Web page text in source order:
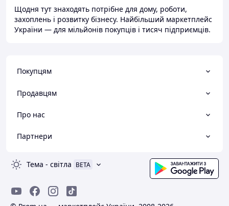
Щодня тут знаходять потрібне для дому, роботи,
захоплень і розвитку бізнесу. Найбільший маркетплейс
України — для мільйонів покупців і тисяч підприємців.
Покупцям
Продавцям
Про нас
Партнери
Тема - світла BETA